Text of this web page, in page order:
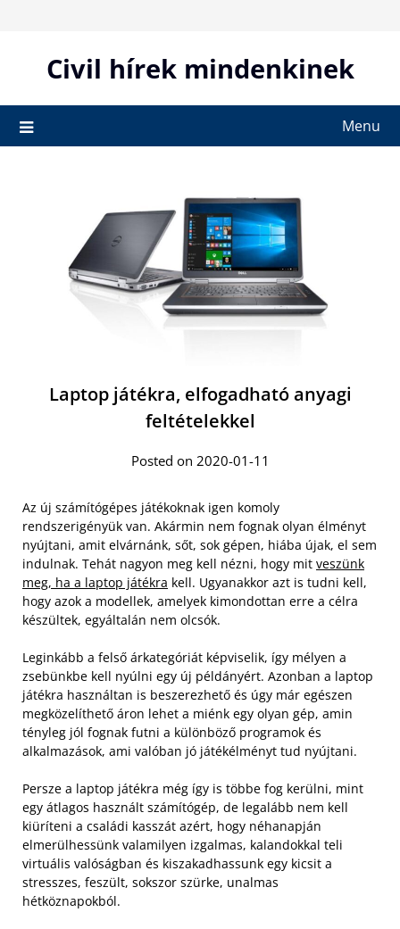
contentCivil hírek mindenkinek
Menu
Laptop játékra, elfogadható anyagi
feltételekkel
Posted on 2020-01-11
Az új számítógépes játékoknak igen komoly
rendszerigényük van. Akármin nem fognak olyan élményt
nyújtani, amit elvárnánk, sőt, sok gépen, hiába újak, el sem
indulnak. Tehát nagyon meg kell nézni, hogy mit veszünk
meg, ha a laptop játékra kell. Ugyanakkor azt is tudni kell,
hogy azok a modellek, amelyek kimondottan erre a célra
készültek, egyáltalán nem olcsók.
Leginkább a felső árkategóriát képviselik, így mélyen a
zsebünkbe kell nyúlni egy új példányért. Azonban a laptop
játékra használtan is beszerezhető és úgy már egészen
megközelíthető áron lehet a miénk egy olyan gép, amin
tényleg jól fognak futni a különböző programok és
alkalmazások, ami valóban jó játékélményt tud nyújtani.
Persze a laptop játékra még így is többe fog kerülni, mint
egy átlagos használt számítógép, de legalább nem kell
kiüríteni a családi kasszát azért, hogy néhanapján
elmerülhessünk valamilyen izgalmas, kalandokkal teli
virtuális valóságban és kiszakadhassunk egy kicsit a
stresszes, feszült, sokszor szürke, unalmas
hétköznapokból.